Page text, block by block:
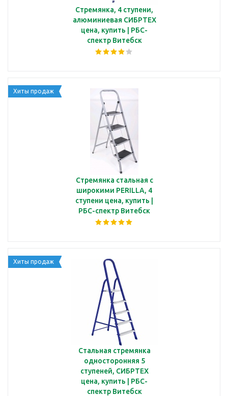
Стремянка, 4 ступени,
алюминиевая СИБРТЕХ
цена, купить | РБС-
спектр Витебск
Хиты продаж
Стремянка стальная с
широкими PERILLA, 4
ступени цена, купить |
РБС-спектр Витебск
Хиты продаж
Стальная стремянка
односторонняя 5
ступеней, СИБРТЕХ
цена, купить | РБС-
спектр Витебск